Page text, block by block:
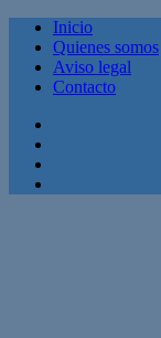
Inicio
Quienes somos
Aviso legal
Contacto